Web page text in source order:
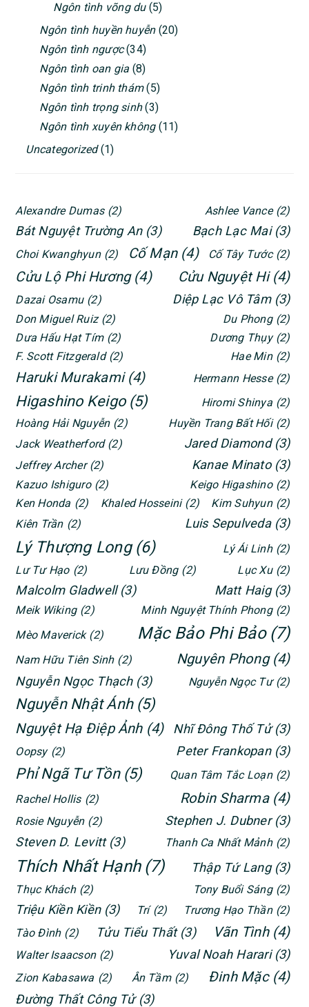
Ngôn tình võng du(5)
Ngôn tình huyền huyễn(20)
Ngôn tình ngược(34)
Ngôn tình oan gia (8)
Ngôn tình trinh thám(5)
Ngôn tình trọng sinh(3)
Ngôn tình xuyên không(11)
Uncategorized(1)
Alexandre Dumas (2) Ashlee Vance (2)
Bát Nguyệt Trường An (3) Bạch Lạc Mai (3)
Choi Kwanghyun (2) Cố Mạn (4) Cố Tây Tước (2)
Cửu Lộ Phi Hương (4) Cửu Nguyệt Hi (4)
Dazai Osamu (2) Diệp Lạc Vô Tâm (3)
Don Miguel Ruiz (2) Du Phong (2)
Dưa Hấu Hạt Tím (2) Dương Thụy (2)
F. Scott Fitzgerald (2) Hae Min (2)
Haruki Murakami (4) Hermann Hesse (2)
Higashino Keigo (5) Hiromi Shinya (2)
Hoàng Hải Nguyễn (2) Huyền Trang Bất Hối (2)
Jack Weatherford (2) Jared Diamond (3)
Jeffrey Archer (2) Kanae Minato (3)
Kazuo Ishiguro (2) Keigo Higashino (2)
Ken Honda (2) Khaled Hosseini (2) Kim Suhyun (2)
Kiên Trần (2) Luis Sepulveda (3)
Lý Thượng Long (6) Lý Ái Linh (2)
Lư Tư Hạo (2) Lưu Đồng (2) Lục Xu (2)
Malcolm Gladwell (3) Matt Haig (3)
Meik Wiking (2) Minh Nguyệt Thính Phong (2)
Mèo Maverick (2) Mặc Bảo Phi Bảo (7)
Nam Hữu Tiên Sinh (2) Nguyên Phong (4)
Nguyễn Ngọc Thạch (3) Nguyễn Ngọc Tư (2)
Nguyễn Nhật Ánh (5)
Nguyệt Hạ Điệp Ảnh (4) Nhĩ Đông Thố Tử (3)
Oopsy (2) Peter Frankopan (3)
Phỉ Ngã Tư Tồn (5) Quan Tâm Tắc Loạn (2)
Rachel Hollis (2) Robin Sharma (4)
Rosie Nguyễn (2) Stephen J. Dubner (3)
Steven D. Levitt (3) Thanh Ca Nhất Mảnh (2)
Thích Nhất Hạnh (7) Thập Tứ Lang (3)
Thục Khách (2) Tony Buổi Sáng (2)
Triệu Kiền Kiền (3) Trí (2) Trương Hạo Thần (2)
Tào Đình (2) Tửu Tiểu Thất (3) Vãn Tình (4)
Walter Isaacson (2) Yuval Noah Harari (3)
Zion Kabasawa (2) Ân Tầm (2) Đinh Mặc (4)
Đường Thất Công Tử (3)